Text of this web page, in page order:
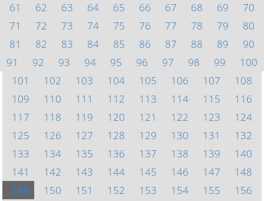
61
62 63 64 65 66 67 68 69
70
71
72 73 74 75 76 77 78 79
80
81
82 83 84 85 86 87 88 89
90
91
92 93 94 95 96 97 98 99
100
101
102 103 104 105 106 107
108
109
110 111 112 113 114 115
116
117
118 119 120 121 122 123
124
125
126 127 128 129 130 131
132
133
134 135 136 137 138 139
140
141
142 143 144 145 146 147
148
149
150 151 152 153 154 155
156